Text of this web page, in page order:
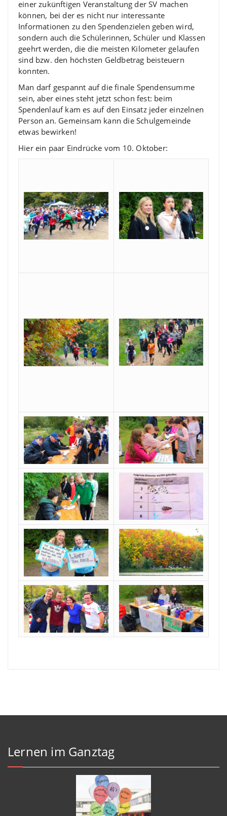
einer zukünftigen Veranstaltung der SV machen
können, bei der es nicht nur interessante
Informationen zu den Spendenzielen geben wird,
sondern auch die Schülerinnen, Schüler und Klassen
geehrt werden, die die meisten Kilometer gelaufen
sind bzw. den höchsten Geldbetrag beisteuern
konnten.
Man darf gespannt auf die finale Spendensumme
sein, aber eines steht jetzt schon fest: beim
Spendenlauf kam es auf den Einsatz jeder einzelnen
Person an. Gemeinsam kann die Schulgemeinde
etwas bewirken!
Hier ein paar Eindrücke vom 10. Oktober:
Lernen im Ganztag